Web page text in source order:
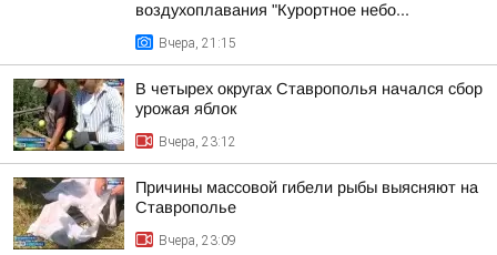
воздухоплавания "Курортное небо...
Вчера, 21:15
В четырех округах Ставрополья начался сбор
урожая яблок
Вчера, 23:12
Причины массовой гибели рыбы выясняют на
Ставрополье
Вчера, 23:09